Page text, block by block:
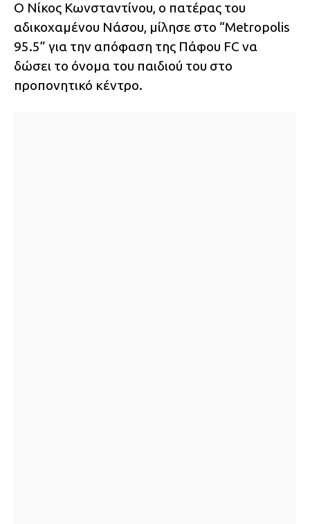
Ο Νίκος Κωνσταντίνου, ο πατέρας του
αδικοχαμένου Νάσου, μίλησε στο “Metropolis
95.5” για την απόφαση της Πάφου FC να
δώσει το όνομα του παιδιού του στο
προπονητικό κέντρο.